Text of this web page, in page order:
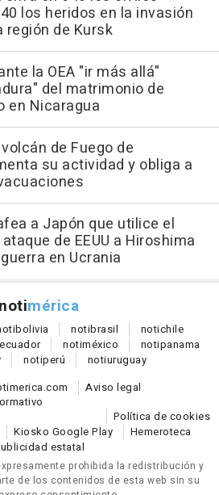
los heridos en la invasión
región de Kursk
la OEA "ir más allá"
del matrimonio de
en Nicaragua
de Fuego de
su actividad y obliga a
a Japón que utilice el
de EEUU a Hiroshima
en Ucrania
notimérica
bolivia notibrasil notichile
ecuador notiméxico notipanama
notiperú notiuruguay
Aviso legal
Política de cookies
Kiosko Google Play
Hemeroteca
estatal
prohibida la redistribución y
de los contenidos de esta web sin su